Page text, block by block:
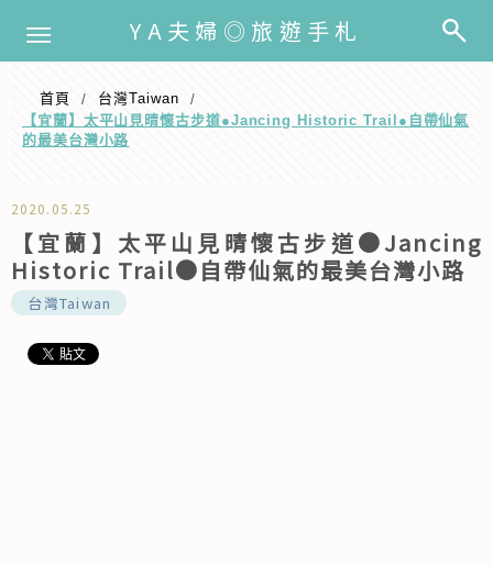
YA夫婦◎旅遊手札
首頁 / ️台灣Taiwan
/
【宜蘭】太平山見晴懷古步道●Jancing Historic Trail●自帶仙氣
的最美台灣小路
2020.05.25
【宜蘭】太平山見晴懷古步道●Jancing
Historic Trail●自帶仙氣的最美台灣小路
️台灣Taiwan